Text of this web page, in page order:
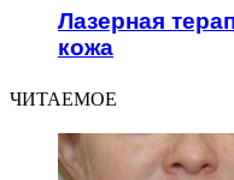
Лазерная
кожа
ЧИТАЕМОЕ